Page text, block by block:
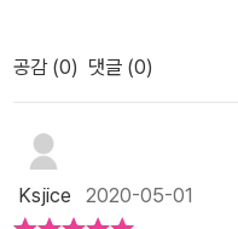
근을 데려온다며 친구 산호를
'회장 말을 잘 들어야지..'. 동기를 회장으로 생
시시콜콜 부딪히기 일쑤였고
일보다 싸우는 일이 더 많아질 무렵, 슬슬
커지기만 한다. 결국 대망의 시간이 다가오자 무작정 동기는 방송국
라보는 동안 우리는 여러 가
서에 수록된 <잘못 뽑은 반장
의 주인공들은 어리숙하고
게 제자리를 찾아가는 모습에
든 주인공들이 결코 잘못된
장 선거에서 실패하지만, 자
에 외롭지 않다.6학년 회장
다. 그리고 공약을 연예인 '치
자신이 거짓말쟁이가 되지
아저씨를 만나서 섭외하는
공감 (0) 댓글 (0)
Ksjice 2020-05-01